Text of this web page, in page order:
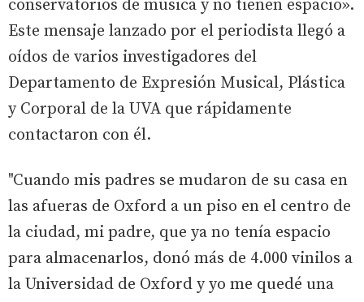
conservatorios de música y no tienen espacio».
Este mensaje lanzado por el periodista llegó a
oídos de varios investigadores del
Departamento de Expresión Musical, Plástica
y Corporal de la UVA que rápidamente
contactaron con él.
"Cuando mis padres se mudaron de su casa en
las afueras de Oxford a un piso en el centro de
la ciudad, mi padre, que ya no tenía espacio
para almacenarlos, donó más de 4.000 vinilos a
la Universidad de Oxford y yo me quedé una